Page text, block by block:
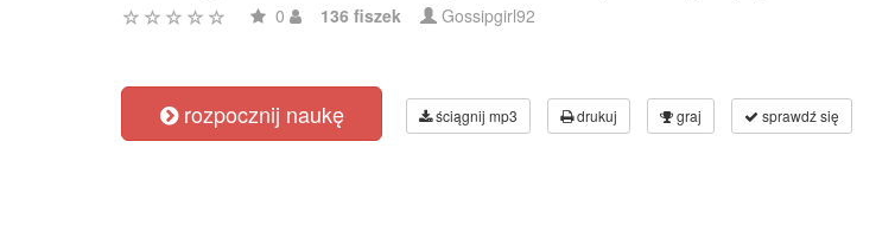
0 136 fiszek Gossipgirl92
rozpocznij naukę ściągnij mp3 drukuj graj sprawdź się